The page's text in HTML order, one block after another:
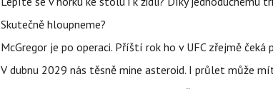
Skutečně hloupneme?
McGregor je po operaci. Příští rok ho v UFC zřejmě čeká
V dubnu 2029 nás těsně mine asteroid. I průlet může